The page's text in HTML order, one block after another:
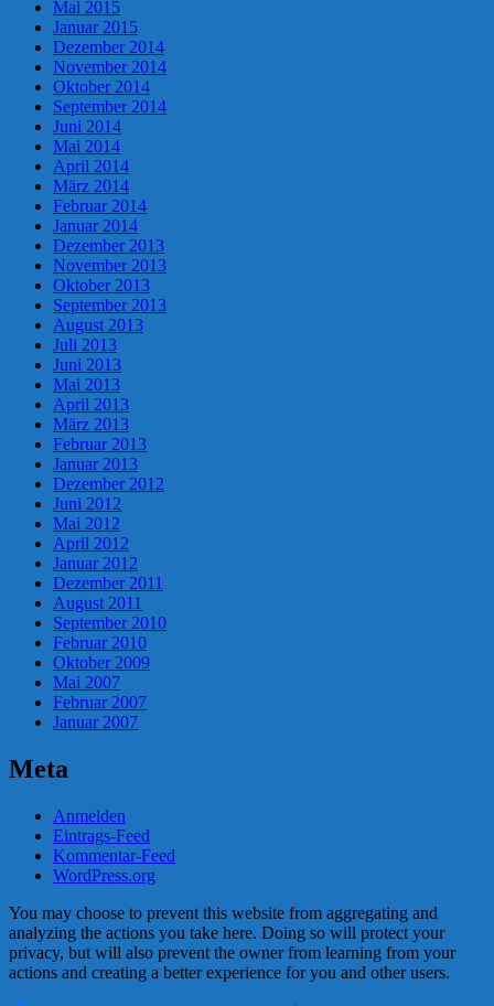
Mai 2015
Januar 2015
Dezember 2014
November 2014
Oktober 2014
September 2014
Juni 2014
Mai 2014
April 2014
März 2014
Februar 2014
Januar 2014
Dezember 2013
November 2013
Oktober 2013
September 2013
August 2013
Juli 2013
Juni 2013
Mai 2013
April 2013
März 2013
Februar 2013
Januar 2013
Dezember 2012
Juni 2012
Mai 2012
April 2012
Januar 2012
Dezember 2011
August 2011
September 2010
Februar 2010
Oktober 2009
Mai 2007
Februar 2007
Januar 2007
Meta
Anmelden
Eintrags-Feed
Kommentar-Feed
WordPress.org
You may choose to prevent this website from aggregating and
analyzing the actions you take here. Doing so will protect your
privacy, but will also prevent the owner from learning from your
actions and creating a better experience for you and other users.